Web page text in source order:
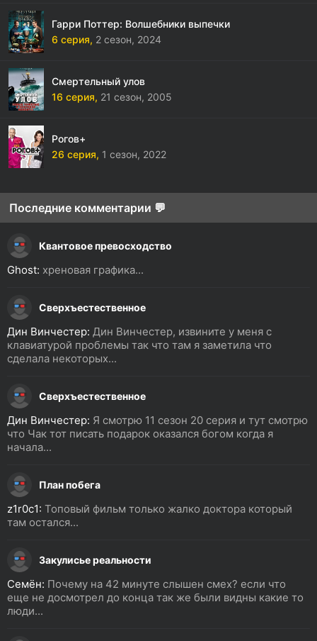
Гарри Поттер: Волшебники выпечки
6 серия, 2 сезон, 2024
Смертельный улов
16 серия, 21 сезон, 2005
Рогов+
26 серия, 1 сезон, 2022
Последние комментарии 💬
Квантовое превосходство
Ghost: хреновая графика...
Сверхъестественное
Дин Винчестер: Дин Винчестер, извините у меня с
клавиатурой проблемы так что там я заметила что
сделала некоторых...
Сверхъестественное
Дин Винчестер: Я смотрю 11 сезон 20 серия и тут смотрю
что Чак тот писать подарок оказался богом когда я
начала...
План побега
z1r0c1: Топовый фильм только жалко доктора который
там остался...
Закулисье реальности
Семён: Почему на 42 минуте слышен смех? если что
еще не досмотрел до конца так же были видны какие то
люди...